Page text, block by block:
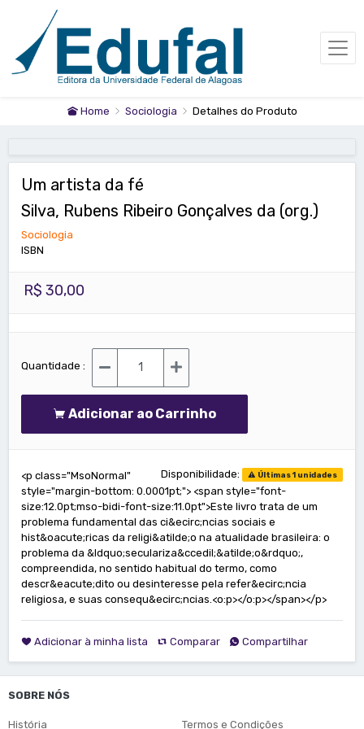
Home Sociologia Detalhes do Produto
Um artista da fé
Silva, Rubens Ribeiro Gonçalves da (org.)
Sociologia
ISBN
R$ 30,00
Quantidade :
Adicionar ao Carrinho
Disponibilidade: Últimas 1 unidades
<p class="MsoNormal"
style="margin-bottom: 0.0001pt;"> <span style="font-
size:12.0pt;mso-bidi-font-size:11.0pt">Este livro trata de um
problema fundamental das ci&ecirc;ncias sociais e
hist&oacute;ricas da religi&atilde;o na atualidade brasileira: o
problema da &ldquo;seculariza&ccedil;&atilde;o&rdquo;,
compreendida, no sentido habitual do termo, como
descr&eacute;dito ou desinteresse pela refer&ecirc;ncia
religiosa, e suas consequ&ecirc;ncias.<o:p></o:p></span></p>
Adicionar à minha lista Comparar Compartilhar
SOBRE NÓS
História Termos e Condições